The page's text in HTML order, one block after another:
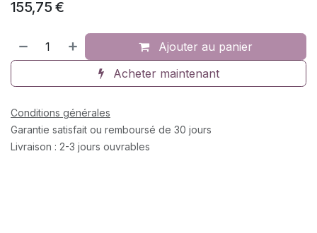
155,75 €
Ajouter au panier
Acheter maintenant
Conditions générales
Garantie satisfait ou remboursé de 30 jours
Livraison : 2-3 jours ouvrables